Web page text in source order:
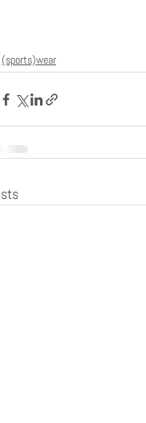
(sports)wear